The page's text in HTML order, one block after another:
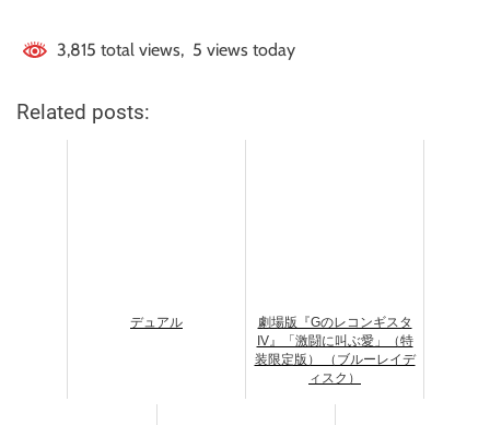
3,815 total views, 5 views today
Related posts:
デュアル
劇場版『Gのレコンギスタ
IV』「激闘に叫ぶ愛」（特
装限定版） （ブルーレイデ
ィスク）